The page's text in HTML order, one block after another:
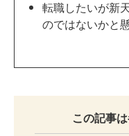
転職したいが新
のではないかと
この記事